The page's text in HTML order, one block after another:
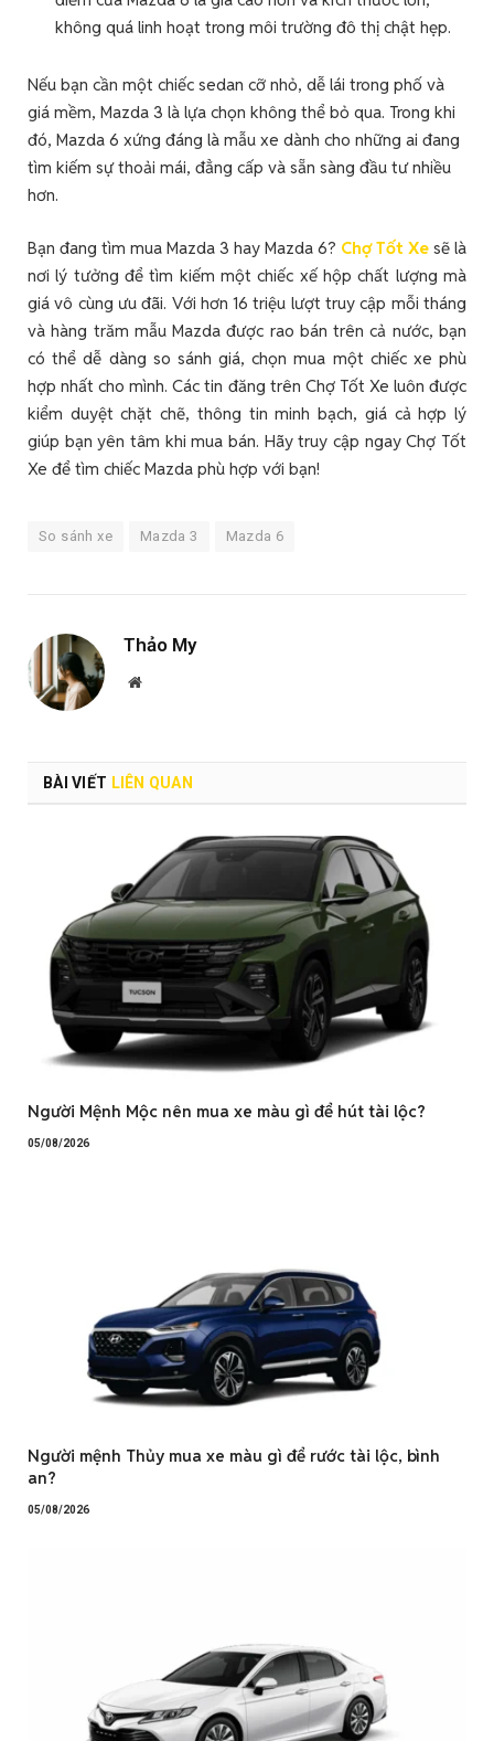
không quá linh hoạt trong môi trường đô thị chật hẹp.
Nếu bạn cần một chiếc sedan cỡ nhỏ, dễ lái trong phố và
giá mềm, Mazda 3 là lựa chọn không thể bỏ qua. Trong khi
đó, Mazda 6 xứng đáng là mẫu xe dành cho những ai đang
tìm kiếm sự thoải mái, đẳng cấp và sẵn sàng đầu tư nhiều
hơn.
Bạn đang tìm mua Mazda 3 hay Mazda 6? Chợ Tốt Xe sẽ là
nơi lý tưởng để tìm kiếm một chiếc xế hộp chất lượng mà
giá vô cùng ưu đãi. Với hơn 16 triệu lượt truy cập mỗi tháng
và hàng trăm mẫu Mazda được rao bán trên cả nước, bạn
có thể dễ dàng so sánh giá, chọn mua một chiếc xe phù
hợp nhất cho mình. Các tin đăng trên Chợ Tốt Xe luôn được
kiểm duyệt chặt chẽ, thông tin minh bạch, giá cả hợp lý
giúp bạn yên tâm khi mua bán. Hãy truy cập ngay Chợ Tốt
Xe để tìm chiếc Mazda phù hợp với bạn!
So sánh xe Mazda 3 Mazda 6
Thảo My
Website
BÀI VIẾT LIÊN QUAN
Người Mệnh Mộc nên mua xe màu gì để hút tài lộc?
05/08/2026
Người mệnh Thủy mua xe màu gì để rước tài lộc, bình
an?
05/08/2026